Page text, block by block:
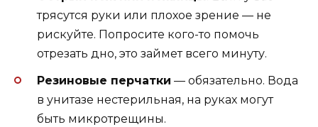
трясутся руки или плохое зрение — не
рискуйте. Попросите кого-то помочь
отрезать дно, это займет всего минуту.
Резиновые перчатки — обязательно. Вода
в унитазе нестерильная, на руках могут
быть микротрещины.